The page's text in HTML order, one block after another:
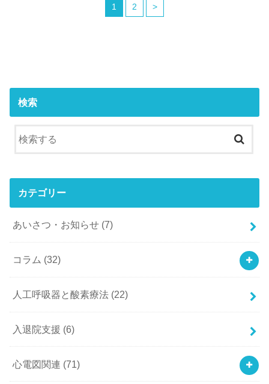
1 2 >
検索
カテゴリー
あいさつ・お知らせ (7)
コラム (32)
人工呼吸器と酸素療法 (22)
入退院支援 (6)
心電図関連 (71)